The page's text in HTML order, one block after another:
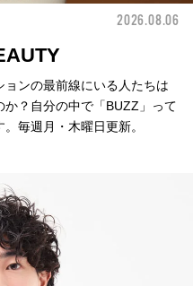
2026.08.06
ンの最前線にいる人たちは
？自分の中で「BUZZ」って
毎週月・木曜日更新。